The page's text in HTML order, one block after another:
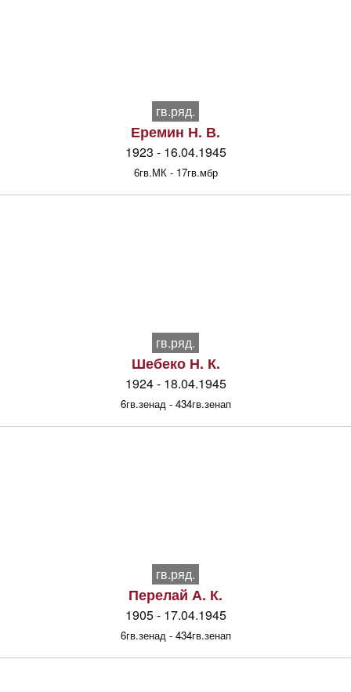
гв.ряд.
Еремин Н. В.
1923 - 16.04.1945
6гв.МК - 17гв.мбр
гв.ряд.
Шебеко Н. К.
1924 - 18.04.1945
6гв.зенад - 434гв.зенап
гв.ряд.
Перелай А. К.
1905 - 17.04.1945
6гв.зенад - 434гв.зенап